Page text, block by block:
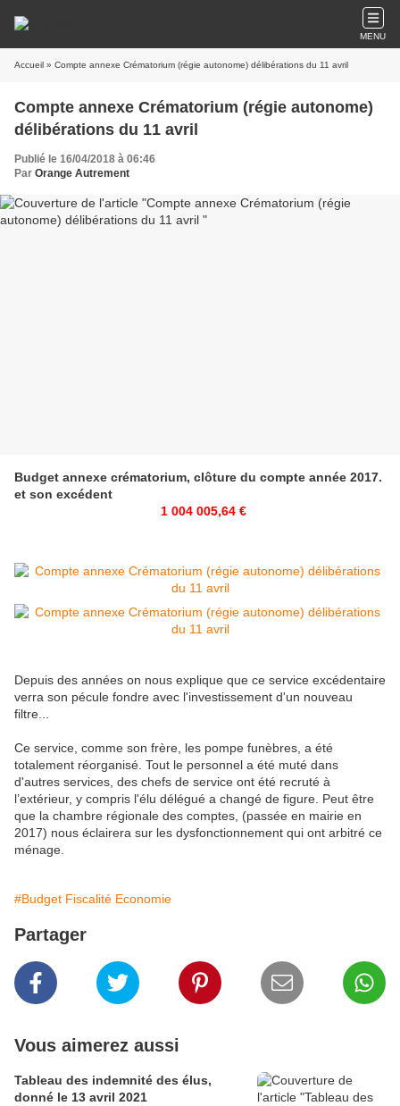
MENU
Accueil » Compte annexe Crématorium (régie autonome) délibérations du 11 avril
Compte annexe Crématorium (régie autonome)
délibérations du 11 avril
Publié le 16/04/2018 à 06:46
Par Orange Autrement
Budget annexe crématorium, clôture du compte année 2017.
et son excédent
1 004 005,64 €
Depuis des années on nous explique que ce service excédentaire
verra son pécule fondre avec l'investissement d'un nouveau
filtre...
Ce service, comme son frère, les pompe funèbres, a été
totalement réorganisé. Tout le personnel a été muté dans
d'autres services, des chefs de service ont été recruté à
l’extérieur, y compris l'élu délégué a changé de figure. Peut être
que la chambre régionale des comptes, (passée en mairie en
2017) nous éclairera sur les dysfonctionnement qui ont arbitré ce
ménage.
#Budget Fiscalité Economie
Partager
Vous aimerez aussi
Tableau des indemnité des élus,
donné le 13 avril 2021